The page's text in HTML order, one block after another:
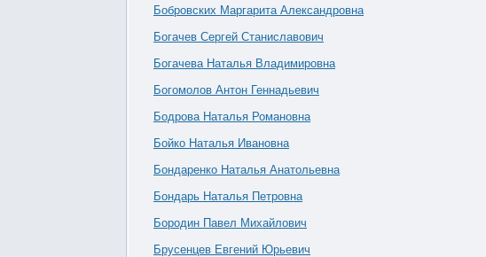
Бобровских Маргарита Александровна
Богачев Сергей Станиславович
Богачева Наталья Владимировна
Богомолов Антон Геннадьевич
Бодрова Наталья Романовна
Бойко Наталья Ивановна
Бондаренко Наталья Анатольевна
Бондарь Наталья Петровна
Бородин Павел Михайлович
Брусенцев Евгений Юрьевич